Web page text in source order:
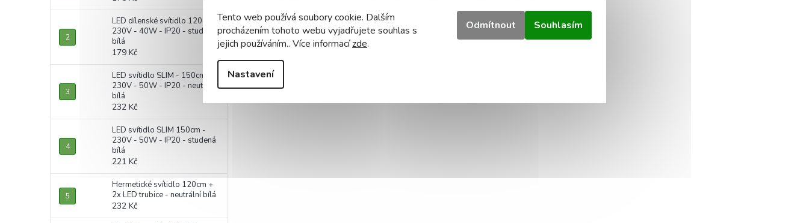
Tento web používá soubory cookie. Dalším
procházením tohoto webu vyjadřujete souhlas s
jejich používáním.. Více informacízde.
Nastavení
Odmítnout Souhlasím
LED dílenské svítidlo 120cm -
230V - 40W - IP20 - studená
bílá
179 Kč
LED svítidlo SLIM - 150cm -
230V - 50W - IP20 - neutrální
bílá
232 Kč
LED svítidlo SLIM 150cm -
230V - 50W - IP20 - studená
bílá
221 Kč
Hermetické svítidlo 120cm +
2x LED trubice - neutrální bílá
232 Kč